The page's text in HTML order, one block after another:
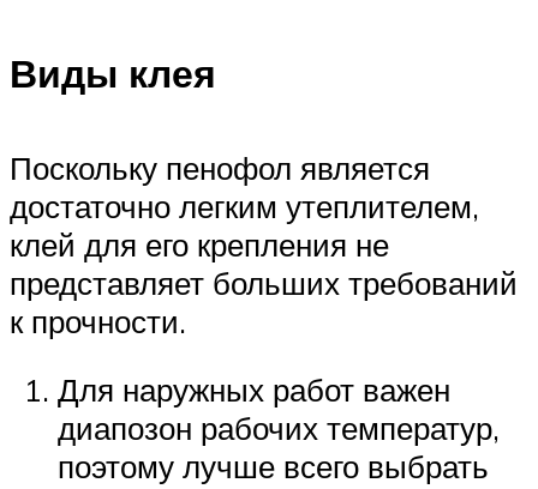
Виды клея
Поскольку пенофол является
достаточно легким утеплителем,
клей для его крепления не
представляет больших требований
к прочности.
Для наружных работ важен
диапозон рабочих температур,
поэтому лучше всего выбрать